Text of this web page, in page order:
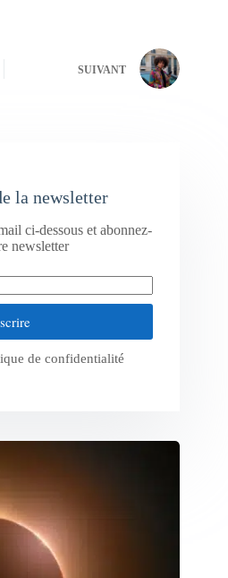
SUIVANT
la newsletter
ci-dessous et abonnez-
newsletter
de confidentialité